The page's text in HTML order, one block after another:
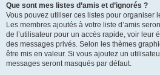
Que sont mes listes d’amis et d’ignorés ?
Vous pouvez utiliser ces listes pour organiser
Les membres ajoutés à votre liste d’amis
de l’utilisateur pour un accès rapide, voir leur
des messages privés. Selon les thèmes
être mis en valeur. Si vous ajoutez un
messages seront masqués par défaut.